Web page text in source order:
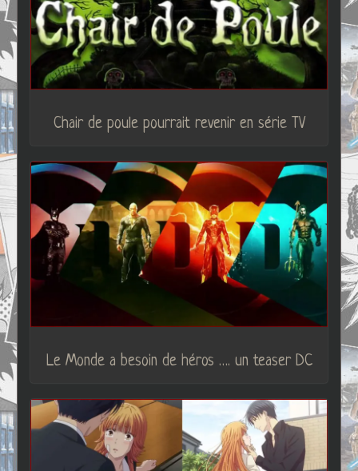
Chair de poule pourrait revenir en série TV
Le Monde a besoin de héros …. un teaser DC